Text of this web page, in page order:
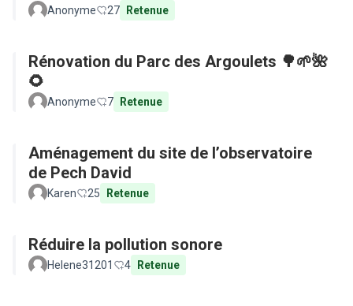
Anonyme 27 Retenue
Rénovation du Parc des Argoulets 🌳🌱🌺
🌻
Anonyme 7 Retenue
Aménagement du site de l’observatoire
de Pech David
Karen 25 Retenue
Réduire la pollution sonore
Helene31201 4 Retenue